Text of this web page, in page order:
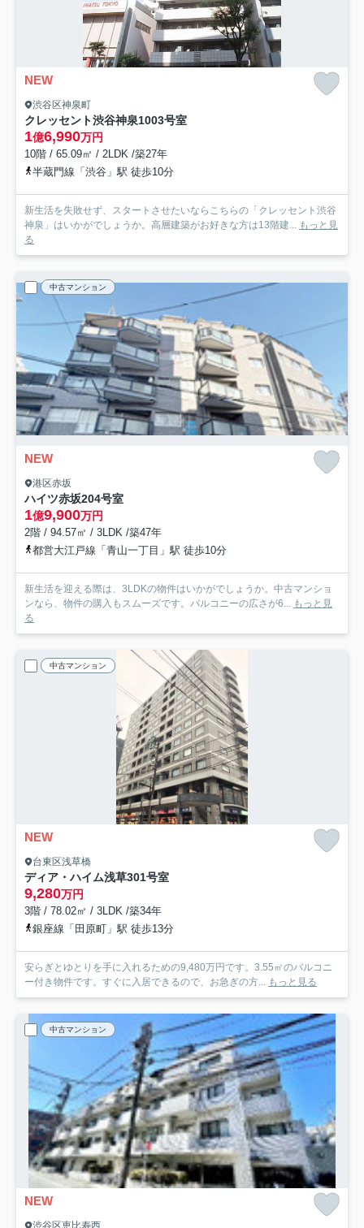
NEW
渋谷区神泉町
クレッセント渋谷神泉1003号室
1億6,990万円
10階 / 65.09㎡ / 2LDK /築27年
半蔵門線「渋谷」駅 徒歩10分
新生活を失敗せず、スタートさせたいならこちらの「クレッセント渋谷
神泉」はいかがでしょうか。高層建築がお好きな方は13階建... もっと見
る
中古マンション
NEW
港区赤坂
ハイツ赤坂204号室
1億9,900万円
2階 / 94.57㎡ / 3LDK /築47年
都営大江戸線「青山一丁目」駅 徒歩10分
新生活を迎える際は、3LDKの物件はいかがでしょうか。中古マンショ
ンなら、物件の購入もスムーズです。バルコニーの広さが6... もっと見
る
中古マンション
NEW
台東区浅草橋
ディア・ハイム浅草301号室
9,280万円
3階 / 78.02㎡ / 3LDK /築34年
銀座線「田原町」駅 徒歩13分
安らぎとゆとりを手に入れるための9,480万円です。3.55㎡のバルコニ
ー付き物件です。すぐに入居できるので、お急ぎの方... もっと見る
中古マンション
NEW